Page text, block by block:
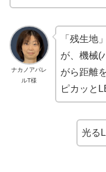
ナカノアパレ
ルT様
「残生地
が、機械(
がら距離
ピカッと
光る